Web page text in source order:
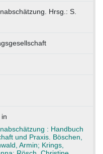
Hrsg.: S.
: Handbuch
und Praxis. Böschen,
Armin; Krings,